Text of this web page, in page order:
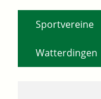
Sportvereine
Watterdingen